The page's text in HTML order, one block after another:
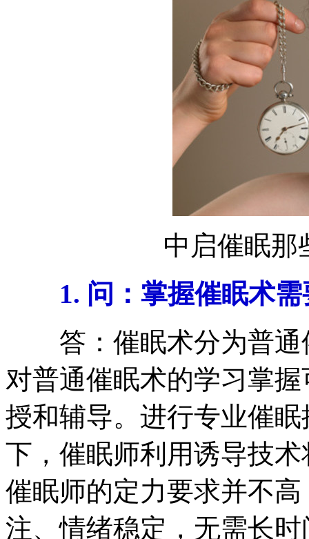
中启催眠那
1. 问：掌握催眠术
答：催眠术分为普通
对普通催眠术的学习掌
授和辅导。进行专业催
下，催眠师利用诱导技
催眠师的定力要求并不
注、情绪稳定，无需长